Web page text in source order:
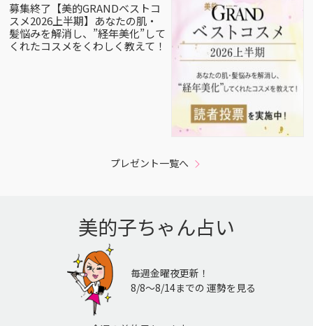
募集終了【美的GRANDベストコ
スメ2026上半期】あなたの肌・
髪悩みを解消し、”経年美化”して
くれたコスメをくわしく教えて！
プレゼント一覧へ
美的子ちゃん占い
毎週金曜夜更新！
8/8〜8/14までの 運勢を見る